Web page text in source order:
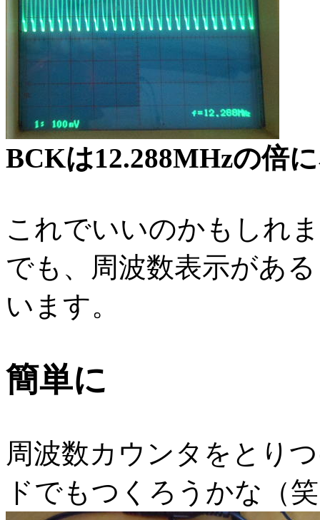
BCKは12.288MHzの倍
これでいいのかもしれ
でも、周波数表示があ
います。
簡単に
周波数カウンタをとり
ドでもつくろうかな（